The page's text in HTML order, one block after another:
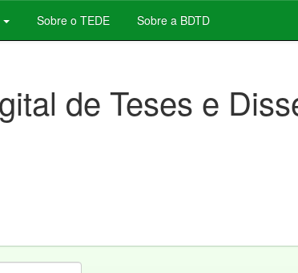
Sobre o TEDE Sobre a BDTD
de Teses e